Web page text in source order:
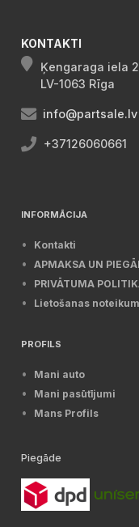
KONTAKTI
Ķengaraga iela
LV-1063 Rīga
info@partsale.lv
+37126060661
INFORMĀCIJA
Kontakti
APMAKSA UN
PRIVĀTUMA
Lietošanas
PROFILS
Mani auto
Mani pasūtījumi
Mans Profils
Piegāde